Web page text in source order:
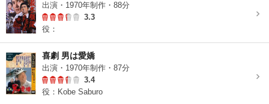
出演・1970年制作・88分
3.3
役：
喜劇 男は愛嬌
出演・1970年制作・87分
3.4
役：Kobe Saburo